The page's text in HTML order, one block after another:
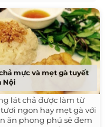
mực và mẹt gà tuyết
Nội
lát chả được làm từ
ngon hay mẹt gà với
ăn phong phú sẽ đem